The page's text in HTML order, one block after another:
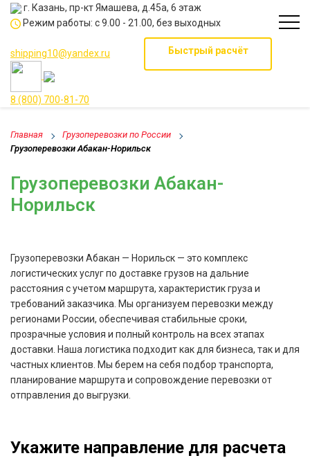
г. Казань, пр-кт Ямашева, д.45а, 6 этаж
Режим работы: с 9.00 - 21.00, без выходных
shipping10@yandex.ru
8 (800) 700-81-70
Быстрый расчёт
Главная
Грузоперевозки по России
Грузоперевозки Абакан-Норильск
Грузоперевозки Абакан-
Норильск
Грузоперевозки Абакан — Норильск — это комплекс
логистических услуг по доставке грузов на дальние
расстояния с учетом маршрута, характеристик груза и
требований заказчика. Мы организуем перевозки между
регионами России, обеспечивая стабильные сроки,
прозрачные условия и полный контроль на всех этапах
доставки. Наша логистика подходит как для бизнеса, так и для
частных клиентов. Мы берем на себя подбор транспорта,
планирование маршрута и сопровождение перевозки от
отправления до выгрузки.
Укажите направление для расчета